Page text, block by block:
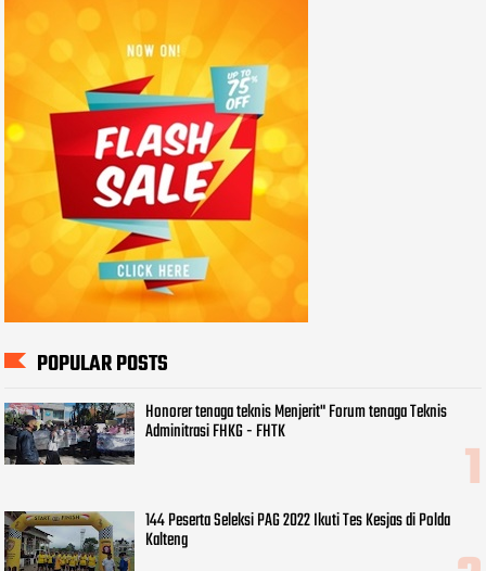
POPULAR POSTS
Honorer tenaga teknis Menjerit" Forum tenaga Teknis
Adminitrasi FHKG - FHTK
144 Peserta Seleksi PAG 2022 Ikuti Tes Kesjas di Polda
Kalteng